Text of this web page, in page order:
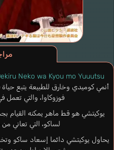
Neko wa Kyou mo Yuuutsu
أنمي كوميدي وخارق للطبيعة يتبع
فوزوكاوا، والتي
يوكيتشي هو قط ماهر يمكنه القيام
لساكو، التي تعاني
يحاول يوكيتشي دائما إسعاد ساكو